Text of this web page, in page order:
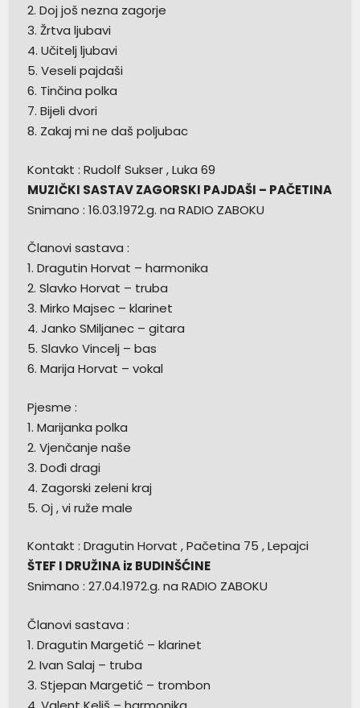
2. Doj još nezna zagorje
3. Žrtva ljubavi
4. Učitelj ljubavi
5. Veseli pajdaši
6. Tinčina polka
7. Bijeli dvori
8. Zakaj mi ne daš poljubac
Kontakt : Rudolf Sukser , Luka 69
MUZIČKI SASTAV ZAGORSKI PAJDAŠI – PAČETINA
Snimano : 16.03.1972.g. na RADIO ZABOKU
Članovi sastava :
1. Dragutin Horvat – harmonika
2. Slavko Horvat – truba
3. Mirko Majsec – klarinet
4. Janko SMiljanec – gitara
5. Slavko Vincelj – bas
6. Marija Horvat – vokal
Pjesme :
1. Marijanka polka
2. Vjenčanje naše
3. Dođi dragi
4. Zagorski zeleni kraj
5. Oj , vi ruže male
Kontakt : Dragutin Horvat , Pačetina 75 , Lepajci
ŠTEF I DRUŽINA iz BUDINŠĆINE
Snimano : 27.04.1972.g. na RADIO ZABOKU
Članovi sastava :
1. Dragutin Margetić – klarinet
2. Ivan Salaj – truba
3. Stjepan Margetić – trombon